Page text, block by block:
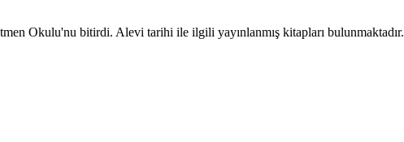
Okulu'nu bitirdi. Alevi tarihi ile ilgili yayınlanmış kitapları bulunmaktadır.